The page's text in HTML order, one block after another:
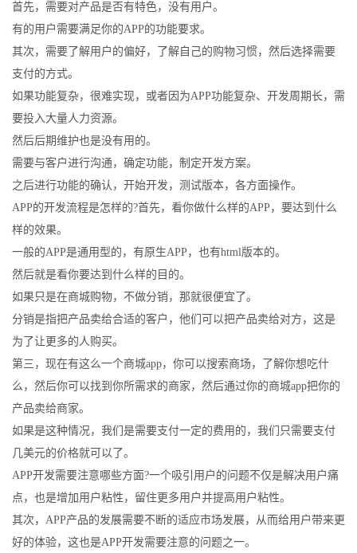
首先，需要对产品是否有特色，没有用户。
有的用户需要满足你的APP的功能要求。
其次，需要了解用户的偏好，了解自己的购物习惯，然后选择需要
支付的方式。
如果功能复杂，很难实现，或者因为APP功能复杂、开发周期长，需
要投入大量人力资源。
然后后期维护也是没有用的。
需要与客户进行沟通，确定功能，制定开发方案。
之后进行功能的确认，开始开发，测试版本，各方面操作。
APP的开发流程是怎样的?首先，看你做什么样的APP，要达到什么
样的效果。
一般的APP是通用型的，有原生APP，也有html版本的。
然后就是看你要达到什么样的目的。
如果只是在商城购物，不做分销，那就很便宜了。
分销是指把产品卖给合适的客户，他们可以把产品卖给对方，这是
为了让更多的人购买。
第三，现在有这么一个商城app，你可以搜索商场，了解你想吃什
么，然后你可以找到你所需求的商家，然后通过你的商城app把你的
产品卖给商家。
如果是这种情况，我们是需要支付一定的费用的，我们只需要支付
几美元的价格就可以了。
APP开发需要注意哪些方面?一个吸引用户的问题不仅是解决用户痛
点，也是增加用户粘性，留住更多用户并提高用户粘性。
其次，APP产品的发展需要不断的适应市场发展，从而给用户带来更
好的体验，这也是APP开发需要注意的问题之一。